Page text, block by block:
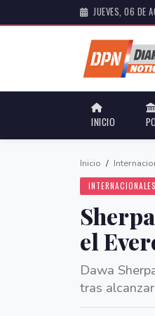
JUEVES, 06 DE
INICIO
Inicio /
INTERNACIONALES
el
Dawa
tras